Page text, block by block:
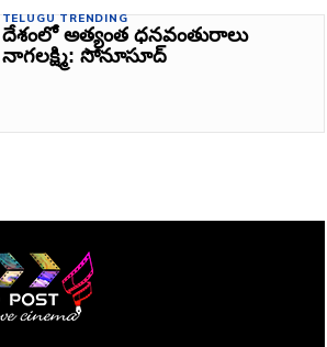
TELUGU TRENDING
దేశంలో అత్యంత ధనవంతురాలు
నాగలక్ష్మి: సోనూసూద్‌